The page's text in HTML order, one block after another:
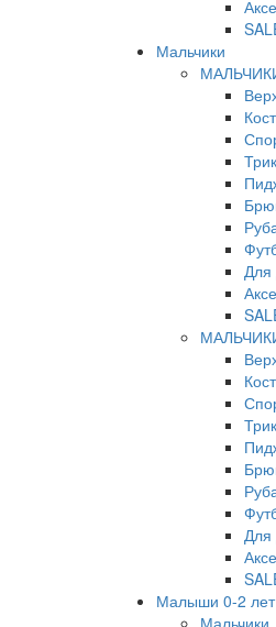
Мальчики
Для
Для
Малыши 0-2 лет